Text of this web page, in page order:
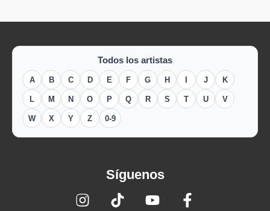
Todos los artistas
A B C D E F G H I J K
L M N O P Q R S T U V
W X Y Z 0-9
Síguenos